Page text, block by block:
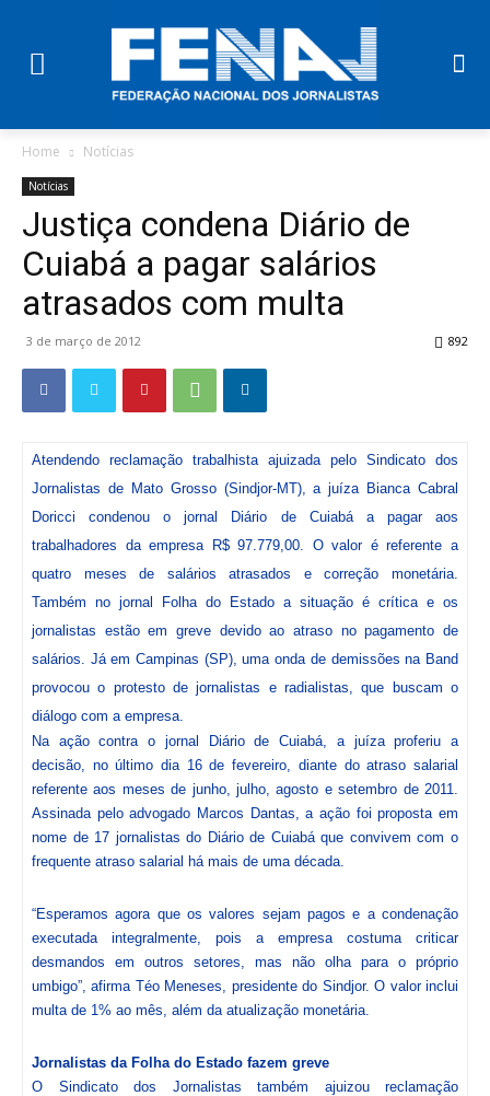
Home Notícias
Notícias
Justiça condena Diário de
Cuiabá a pagar salários
atrasados com multa
3 de março de 2012 892
Atendendo reclamação trabalhista ajuizada pelo Sindicato dos
Jornalistas de Mato Grosso (Sindjor-MT), a juíza Bianca Cabral
Doricci condenou o jornal Diário de Cuiabá a pagar aos
trabalhadores da empresa R$ 97.779,00. O valor é referente a
quatro meses de salários atrasados e correção monetária.
Também no jornal Folha do Estado a situação é crítica e os
jornalistas estão em greve devido ao atraso no pagamento de
salários. Já em Campinas (SP), uma onda de demissões na Band
provocou o protesto de jornalistas e radialistas, que buscam o
diálogo com a empresa.
Na ação contra o jornal Diário de Cuiabá, a juíza proferiu a
decisão, no último dia 16 de fevereiro, diante do atraso salarial
referente aos meses de junho, julho, agosto e setembro de 2011.
Assinada pelo advogado Marcos Dantas, a ação foi proposta em
nome de 17 jornalistas do Diário de Cuiabá que convivem com o
frequente atraso salarial há mais de uma década.
“Esperamos agora que os valores sejam pagos e a condenação
executada integralmente, pois a empresa costuma criticar
desmandos em outros setores, mas não olha para o próprio
umbigo”, afirma Téo Meneses, presidente do Sindjor. O valor inclui
multa de 1% ao mês, além da atualização monetária.
Jornalistas da Folha do Estado fazem greve
O Sindicato dos Jornalistas também ajuizou reclamação